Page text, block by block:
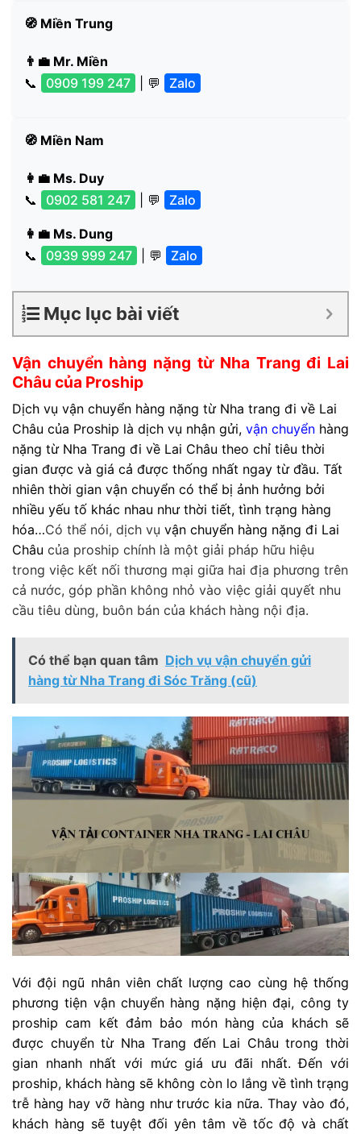
🧭 Miền Trung
👨‍💼 Mr. Miền
📞
0909 199 247 | 💬 Zalo
🧭 Miền Nam
👩‍💼 Ms. Duy
📞
0902 581 247 | 💬 Zalo
👩‍💼 Ms. Dung
📞
0939 999 247 | 💬 Zalo
Mục lục bài viết
Vận chuyển hàng nặng từ Nha Trang đi Lai
Châu của Proship
Dịch vụ vận chuyển hàng nặng từ Nha trang đi về Lai
Châu của Proship là dịch vụ nhận gửi, vận chuyển hàng
nặng từ Nha Trang đi về Lai Châu theo chỉ tiêu thời
gian được và giá cả được thống nhất ngay từ đầu. Tất
nhiên thời gian vận chuyển có thể bị ảnh hưởng bởi
nhiều yếu tố khác nhau như thời tiết, tình trạng hàng
hóa…Có thể nói, dịch vụ vận chuyển hàng nặng đi Lai
Châu của proship chính là một giải pháp hữu hiệu
trong việc kết nối thương mại giữa hai địa phương trên
cả nước, góp phần không nhỏ vào việc giải quyết nhu
cầu tiêu dùng, buôn bán của khách hàng nội địa.
Có thể bạn quan tâm Dịch vụ vận chuyển gửi
hàng từ Nha Trang đi Sóc Trăng (cũ)
Với đội ngũ nhân viên chất lượng cao cùng hệ thống
phương tiện vận chuyển hàng nặng hiện đại, công ty
proship cam kết đảm bảo món hàng của khách sẽ
được chuyển từ Nha Trang đến Lai Châu trong thời
gian nhanh nhất với mức giá ưu đãi nhất. Đến với
proship, khách hàng sẽ không còn lo lắng về tình trạng
trễ hàng hay vỡ hàng như trước kia nữa. Thay vào đó,
khách hàng sẽ tuyệt đối yên tâm về tốc độ và chất